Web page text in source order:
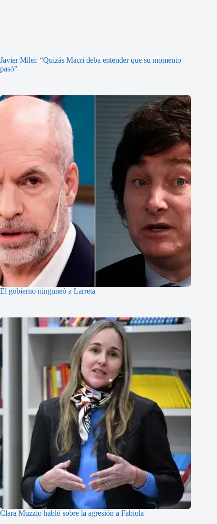
Javier Milei: “Quizás Macri deba entender que su momento
pasó”
El gobierno ninguneó a Larreta
Clara Muzzio habló sobre la agresión a Fabiola